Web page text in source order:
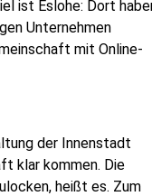
ist Eslohe: Dort
Unternehmen
mit Online-
der Innenstadt
klar kommen. Die
heißt es. Zum